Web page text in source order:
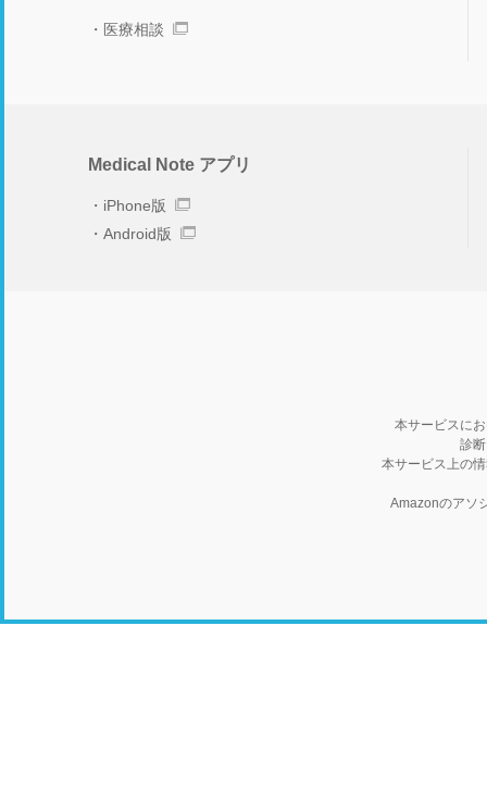
医療相談
Medical Note アプリ
iPhone版
Android版
本サービスに
診
本サービス上の
Amazonのアソ